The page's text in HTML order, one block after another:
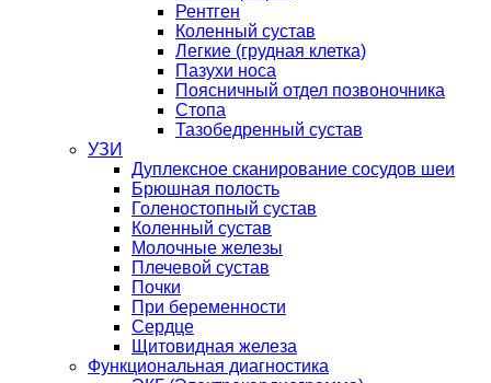
Рентген
Коленный сустав
Легкие (грудная клетка)
Пазухи носа
Поясничный отдел позвоночника
Стопа
Тазобедренный сустав
УЗИ
Дуплексное сканирование сосудов шеи
Брюшная полость
Голеностопный сустав
Коленный сустав
Молочные железы
Плечевой сустав
Почки
При беременности
Сердце
Щитовидная железа
Функциональная диагностика